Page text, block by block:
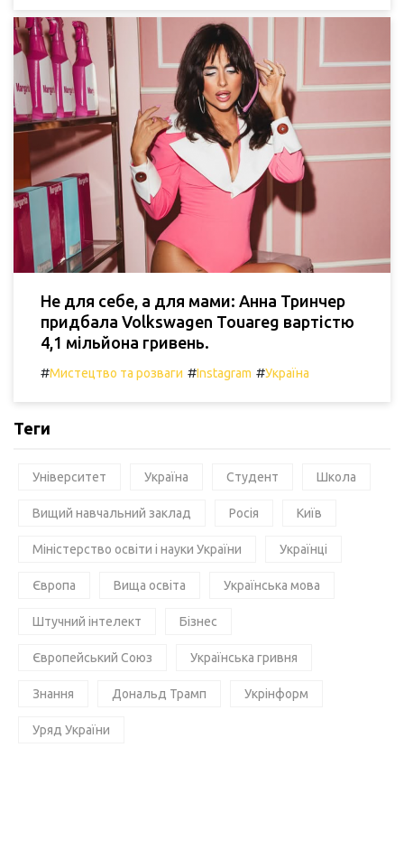
Не для себе, а для мами: Анна Тринчер
придбала Volkswagen Touareg вартістю
4,1 мільйона гривень.
#Мистецтво та розваги #Instagram #Україна
Теги
Університет Україна Студент Школа
Вищий навчальний заклад Росія Київ
Міністерство освіти і науки України Українці
Європа Вища освіта Українська мова
Штучний інтелект Бізнес
Європейський Союз Українська гривня
Знання Дональд Трамп Укрінформ
Уряд України